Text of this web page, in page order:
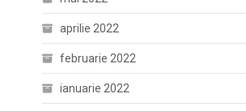
aprilie 2022
februarie 2022
ianuarie 2022